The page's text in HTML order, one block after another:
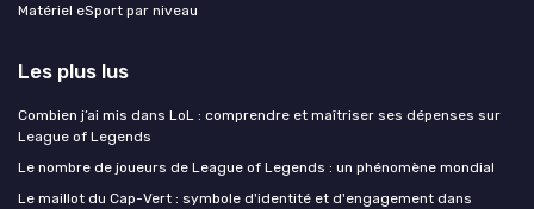
Matériel eSport par niveau
Les plus lus
Combien j’ai mis dans LoL : comprendre et maîtriser ses dépenses sur
League of Legends
Le nombre de joueurs de League of Legends : un phénomène mondial
Le maillot du Cap-Vert : symbole d'identité et d'engagement dans